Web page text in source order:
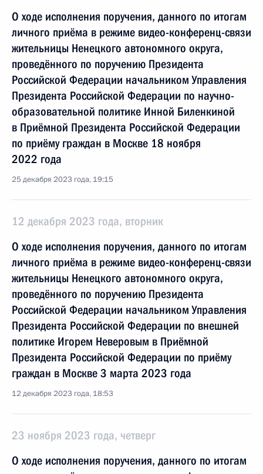
О ходе исполнения поручения, данного по итогам
личного приёма в режиме видео-конференц-связи
жительницы Ненецкого автономного округа,
проведённого по поручению Президента
Российской Федерации начальником Управления
Президента Российской Федерации по научно-
образовательной политике Инной Биленкиной
в Приёмной Президента Российской Федерации
по приёму граждан в Москве 18 ноября
2022 года
25 декабря 2023 года, 19:15
12 декабря 2023 года, вторник
О ходе исполнения поручения, данного по итогам
личного приёма в режиме видео-конференц-связи
жительницы Ненецкого автономного округа,
проведённого по поручению Президента
Российской Федерации начальником Управления
Президента Российской Федерации по внешней
политике Игорем Неверовым в Приёмной
Президента Российской Федерации по приёму
граждан в Москве 3 марта 2023 года
12 декабря 2023 года, 18:53
23 ноября 2023 года, четверг
О ходе исполнения поручения, данного по итогам